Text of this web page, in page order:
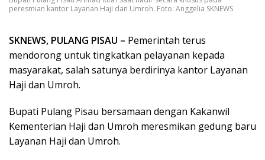
peresmian kantor Layanan Haji dan Umroh. Foto: Anggelia SKNEWS
SKNEWS, PULANG PISAU – Pemerintah terus
mendorong untuk tingkatkan pelayanan kepada
masyarakat, salah satunya berdirinya kantor Layanan
Haji dan Umroh.
Bupati Pulang Pisau bersamaan dengan Kakanwil
Kementerian Haji dan Umroh meresmikan gedung baru
Layanan Haji dan Umroh.